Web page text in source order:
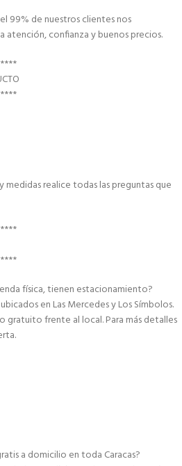
99% de nuestros clientes nos
atención, confianza y buenos precios.
medidas realice todas las preguntas que
física, tienen estacionamiento?
en Las Mercedes y Los Símbolos.
gratuito frente al local. Para más detalles
a domicilio en toda Caracas?